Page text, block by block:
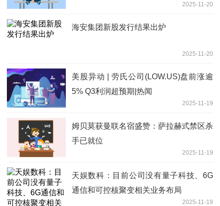
2025-11-20
海安集团新股发行结果出炉
2025-11-20
美股异动 | 劳氏公司(LOW.US)盘前涨逾
5% Q3利润超预期|热闻
2025-11-19
姆贝莫获曼联名宿盛赞：萨拉赫式禁区杀
手已就位
2025-11-19
天娱数科：目前公司没有量子科技、6G
通信和可控核聚变相关业务布局
2025-11-19